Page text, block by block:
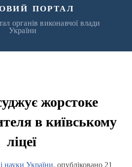
портал
органів виконавчої влади
України
жорстоке
в київському
ліцеї
науки України, опубліковано 21